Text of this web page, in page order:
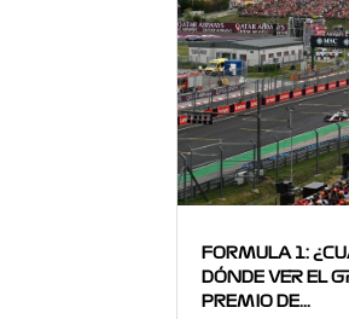
FORMULA 1:
DÓNDE VER EL
PREMIO DE…